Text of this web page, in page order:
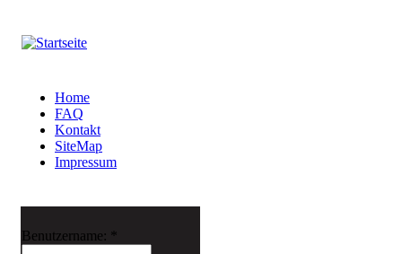
Home
FAQ
Kontakt
SiteMap
Impressum
Benutzername: *